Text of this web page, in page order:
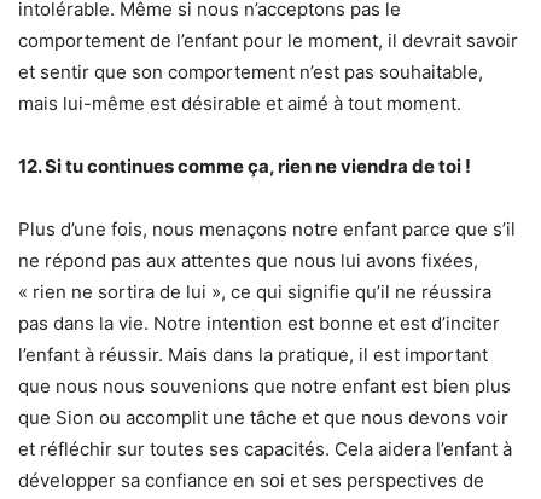
intolérable. Même si nous n’acceptons pas le
comportement de l’enfant pour le moment, il devrait savoir
et sentir que son comportement n’est pas souhaitable,
mais lui-même est désirable et aimé à tout moment.
12. Si tu continues comme ça, rien ne viendra de toi !
Plus d’une fois, nous menaçons notre enfant parce que s’il
ne répond pas aux attentes que nous lui avons fixées,
« rien ne sortira de lui », ce qui signifie qu’il ne réussira
pas dans la vie. Notre intention est bonne et est d’inciter
l’enfant à réussir. Mais dans la pratique, il est important
que nous nous souvenions que notre enfant est bien plus
que Sion ou accomplit une tâche et que nous devons voir
et réfléchir sur toutes ses capacités. Cela aidera l’enfant à
développer sa confiance en soi et ses perspectives de